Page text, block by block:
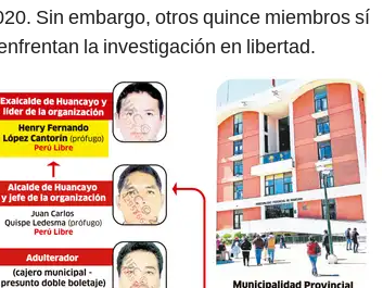
Sin embargo, otros quince miembros sí
la investigación en libertad.